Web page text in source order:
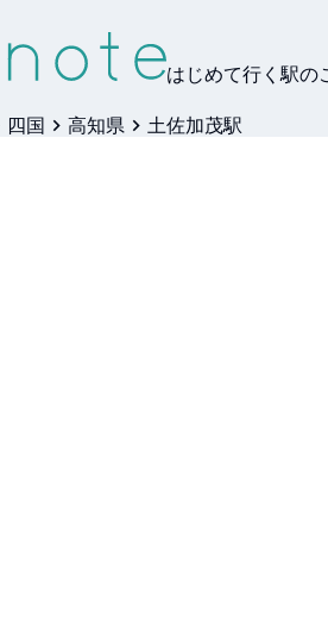
はじめて行く駅の
四国 高知県 土佐加茂駅